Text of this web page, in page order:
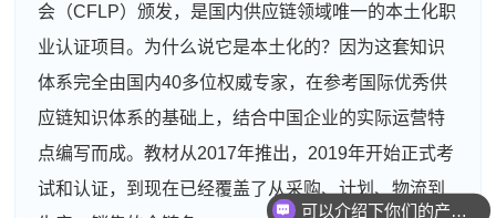
会（CFLP）颁发，是国内供应链领域唯一的本土化职
业认证项目。为什么说它是本土化的？因为这套知识
体系完全由国内40多位权威专家，在参考国际优秀供
应链知识体系的基础上，结合中国企业的实际运营特
点编写而成。教材从2017年推出，2019年开始正式考
试和认证，到现在已经覆盖了从采购、计划、物流到